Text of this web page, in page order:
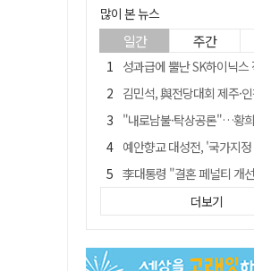
많이 본 뉴스
일간 주간
성과급에 뿔난 SK하이닉스 직원들…3500명 모
김민석, 與전당대회 제주·인천 당원투표서 승리…
"내로남불·탁상공론"…황희 '버스 청년주택' 제안에
예안향교 대성전, '국가지
李대통령 "결혼 페널티 개선"에…장동혁 "그 페널티
블룸버그 "SK하이닉스, 中 패키징공장 지분
트럼프 만난 손현보 목사…"현재 자유대한민국 여
더보기